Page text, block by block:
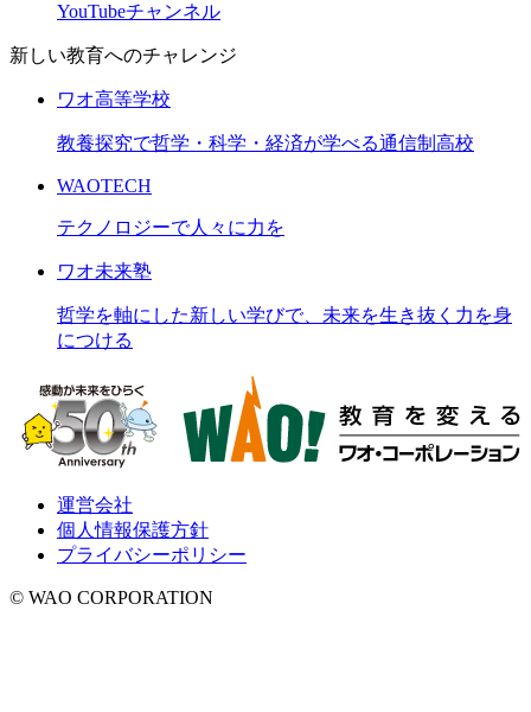
YouTubeチャンネル
新しい教育へのチャレンジ
ワオ高等学校
教養探究で哲学・科学・経済が学べる通信制高校
WAOTECH
テクノロジーで人々に力を
ワオ未来塾
哲学を軸にした新しい学びで、未来を生き抜く力を身
につける
運営会社
個人情報保護方針
プライバシーポリシー
© WAO CORPORATION